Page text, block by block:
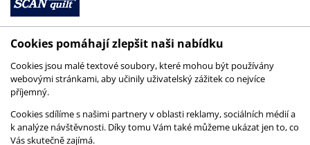
Cookies pomáhají zlepšit naši nabídku
Cookies jsou malé textové soubory, které mohou být používány
webovými stránkami, aby učinily uživatelský zážitek co nejvíce
příjemný.
Cookies sdílíme s našimi partnery v oblasti reklamy, sociálních médií a
k analýze návštěvnosti. Díky tomu Vám také můžeme ukázat jen to, co
Vás skutečně zajímá.